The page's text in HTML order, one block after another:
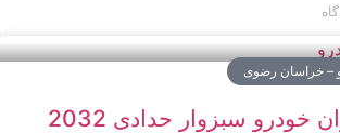
– خراسان رضوی
خودرو سبزوار حدادی 2032